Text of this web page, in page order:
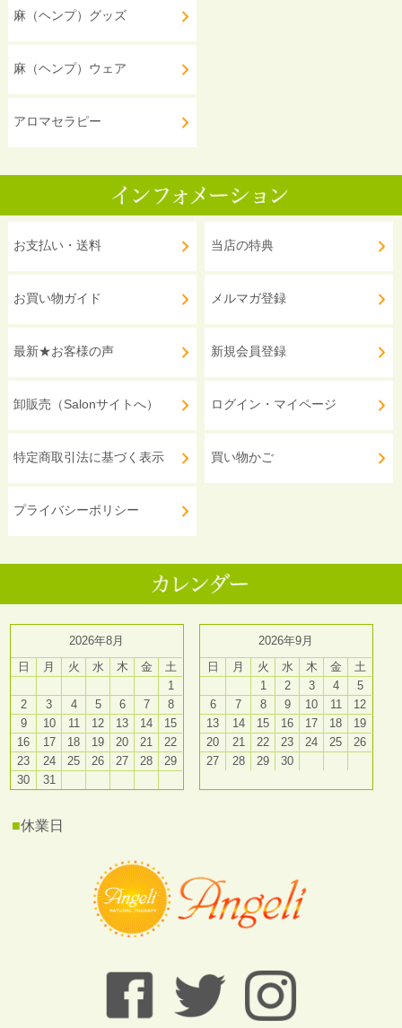
麻（ヘンプ）グッズ
麻（ヘンプ）ウェア
アロマセラピー
お支払い・送料
お買い物ガイド
最新★お客様の声
卸販売（Salonサイトへ）
特定商取引法に基づく表示
プライバシーポリシー
当店の特典
メルマガ登録
新規会員登録
ログイン・マイページ
買い物かご
2026年8月
日
月 火 水 木 金
土
1
2
3 4 5 6 7
8
9
10 11 12 13 14
15
16
17 18 19 20 21
22
23
24 25 26 27 28
29
30
31
2026年9月
日
月 火 水 木 金
土
1
2 3 4
5
6
7 8 9 10 11
12
13
14 15 16 17 18
19
20
21 22 23 24 25
26
27
28 29 30
■休業日